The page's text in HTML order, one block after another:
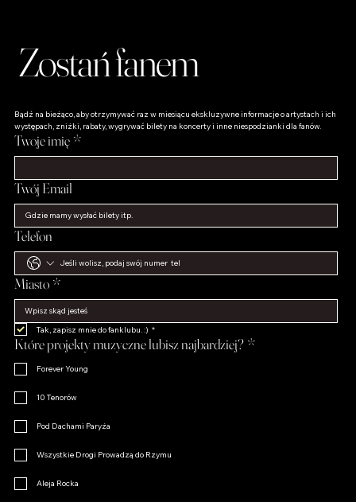
Zostań fanem
Bądź na bieżąco, aby otrzymywać raz w miesiącu ekskluzywne informacje o artystach i ich
występach, zniżki, rabaty, wygrywać bilety na koncerty i inne niespodzianki dla fanów.
Twoje imię *
Twój Email
Telefon
Miasto *
Tak, zapisz mnie do fanklubu. :) *
Które projekty muzyczne lubisz najbardziej? *
Forever Young
10 Tenorów
Pod Dachami Paryża
Wszystkie Drogi Prowadzą do Rzymu
Aleja Rocka